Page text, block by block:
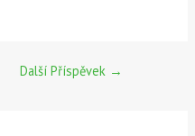
Další Příspěvek →